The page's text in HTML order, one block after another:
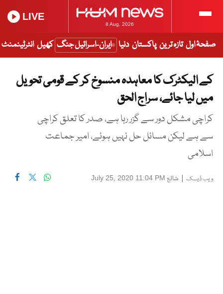
8 Aug, 2026
LIVE
صفحۂ اول تازہ ترین پاکستان دنیا ایران-اسرائیل جنگ کھیل انٹرٹینمنٹ
کے الیکٹرک کا معاہدہ منسوخ کر کے قومی تحویل
میں لیا جائے، سراج الحق
کراچی مشکل دور سے گزر رہا ہے، صدر کا تعلق کراچی
سے ہے لیکن مسائل حل نہیں ہوئے، امیر جماعت
اسلامی
ویب ڈیسک | شائع July 25, 2020 11:04 PM